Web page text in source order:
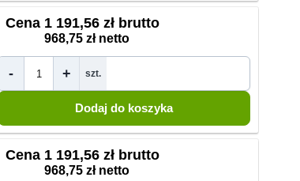
Cena 1 191,56 zł brutto
968,75 zł netto
- + szt.
Cena 1 191,56 zł brutto
968,75 zł netto